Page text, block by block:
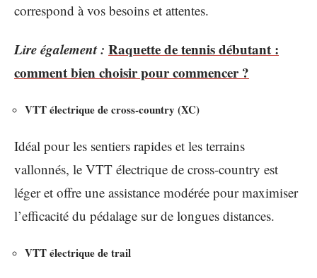
correspond à vos besoins et attentes.
Lire également : Raquette de tennis débutant :
comment bien choisir pour commencer ?
VTT électrique de cross-country (XC)
Idéal pour les sentiers rapides et les terrains
vallonnés, le VTT électrique de cross-country est
léger et offre une assistance modérée pour maximiser
l’efficacité du pédalage sur de longues distances.
VTT électrique de trail